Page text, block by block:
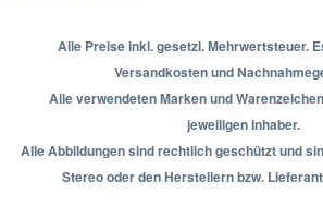
Alle Preise inkl. gesetzl. Mehrwertsteuer.
Versandkosten und
Alle verwendeten Marken und
jeweiligen Inhaber.
Alle Abbildungen sind rechtlich geschützt und
Stereo oder den Herstellern bzw.